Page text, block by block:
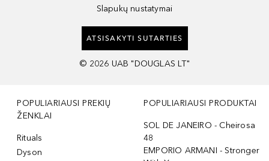
Slapukų nustatymai
ATSISAKYTI SUTARTIES
© 2026 UAB "DOUGLAS LT"
POPULIARIAUSI PREKIŲ
ŽENKLAI
Rituals
Dyson
POPULIARIAUSI PRODUKTAI
SOL DE JANEIRO - Cheirosa
48
EMPORIO ARMANI - Stronger